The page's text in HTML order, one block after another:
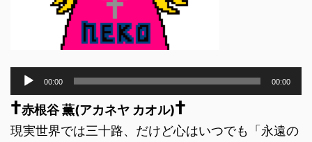
プ
ー
00:00 00:00
†赤根谷 薫(アカネヤ カオル)†
現実世界では三十路、だけど心はいつでも「永遠の